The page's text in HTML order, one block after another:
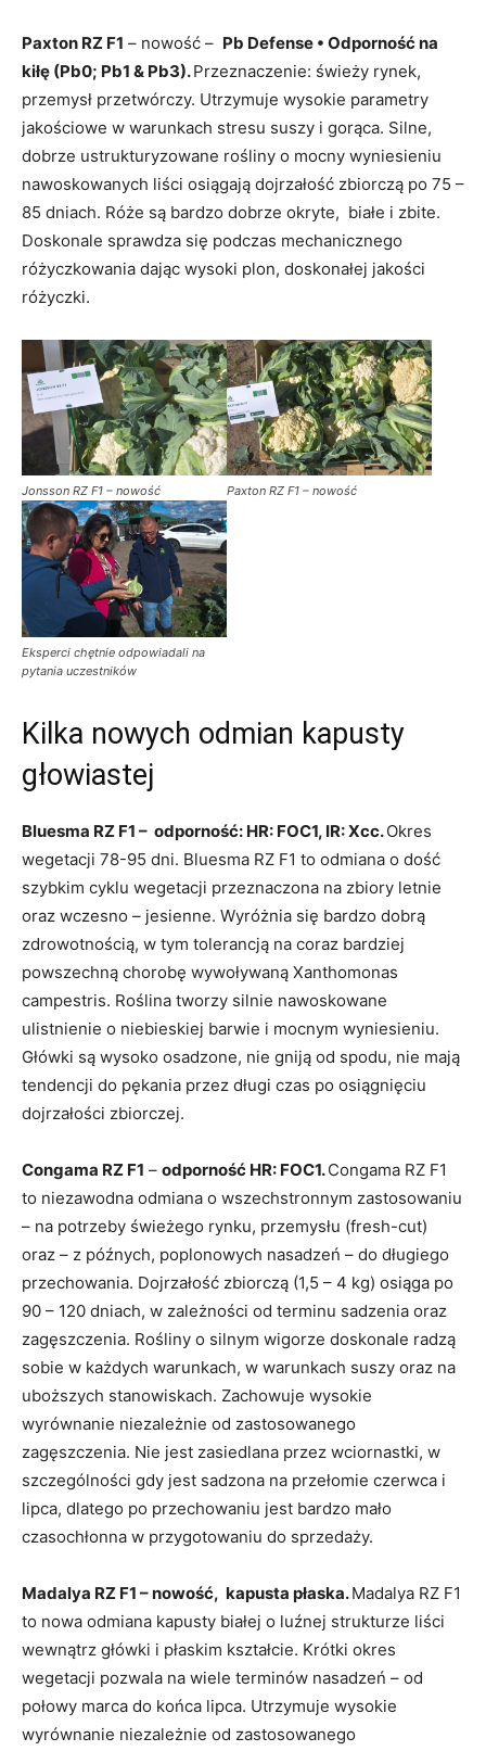
Paxton RZ F1 – nowość – Pb Defense • Odporność na
kiłę (Pb0; Pb1 & Pb3).Przeznaczenie: świeży rynek,
przemysł przetwórczy. Utrzymuje wysokie parametry
jakościowe w warunkach stresu suszy i gorąca. Silne,
dobrze ustrukturyzowane rośliny o mocny wyniesieniu
nawoskowanych liści osiągają dojrzałość zbiorczą po 75 –
85 dniach. Róże są bardzo dobrze okryte, białe i zbite.
Doskonale sprawdza się podczas mechanicznego
różyczkowania dając wysoki plon, doskonałej jakości
różyczki.
Jonsson RZ F1 – nowość Paxton RZ F1 – nowość
Eksperci chętnie odpowiadali na
pytania uczestników
Kilka nowych odmian kapusty
głowiastej
Bluesma RZ F1 – odporność: HR: FOC1, IR: Xcc.Okres
wegetacji 78-95 dni. Bluesma RZ F1 to odmiana o dość
szybkim cyklu wegetacji przeznaczona na zbiory letnie
oraz wczesno – jesienne. Wyróżnia się bardzo dobrą
zdrowotnością, w tym tolerancją na coraz bardziej
powszechną chorobę wywoływaną Xanthomonas
campestris. Roślina tworzy silnie nawoskowane
ulistnienie o niebieskiej barwie i mocnym wyniesieniu.
Główki są wysoko osadzone, nie gniją od spodu, nie mają
tendencji do pękania przez długi czas po osiągnięciu
dojrzałości zbiorczej.
Congama RZ F1 – odporność HR: FOC1.Congama RZ F1
to niezawodna odmiana o wszechstronnym zastosowaniu
– na potrzeby świeżego rynku, przemysłu (fresh-cut)
oraz – z późnych, poplonowych nasadzeń – do długiego
przechowania. Dojrzałość zbiorczą (1,5 – 4 kg) osiąga po
90 – 120 dniach, w zależności od terminu sadzenia oraz
zagęszczenia. Rośliny o silnym wigorze doskonale radzą
sobie w każdych warunkach, w warunkach suszy oraz na
uboższych stanowiskach. Zachowuje wysokie
wyrównanie niezależnie od zastosowanego
zagęszczenia. Nie jest zasiedlana przez wciornastki, w
szczególności gdy jest sadzona na przełomie czerwca i
lipca, dlatego po przechowaniu jest bardzo mało
czasochłonna w przygotowaniu do sprzedaży.
Madalya RZ F1 – nowość, kapusta płaska.Madalya RZ F1
to nowa odmiana kapusty białej o luźnej strukturze liści
wewnątrz główki i płaskim kształcie. Krótki okres
wegetacji pozwala na wiele terminów nasadzeń – od
połowy marca do końca lipca. Utrzymuje wysokie
wyrównanie niezależnie od zastosowanego